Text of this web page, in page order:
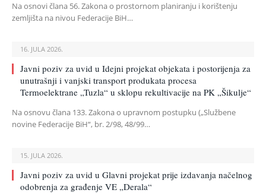
Na osnovi člana 56. Zakona o prostornom planiranju i korištenju
zemljišta na nivou Federacije BiH…
16. JULA 2026.
Javni poziv za uvid u Idejni projekat objekata i postorijenja za
unutrašnji i vanjski transport produkata procesa
Termoelektrane „Tuzla“ u sklopu rekultivacije na PK „Šikulje“
Na osnovu člana 133. Zakona o upravnom postupku („Službene
novine Federacije BiH“, br. 2/98, 48/99…
15. JULA 2026.
Javni poziv za uvid u Glavni projekat prije izdavanja načelnog
odobrenja za građenje VE „Derala“